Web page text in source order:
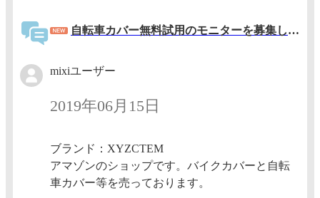
自転車カバー無料試用のモニターを募集しております。
mixiユーザー
2019年06月15日
ブランド：XYZCTEM
アマゾンのショップです。バイクカバーと自転
車カバー等を売っております。